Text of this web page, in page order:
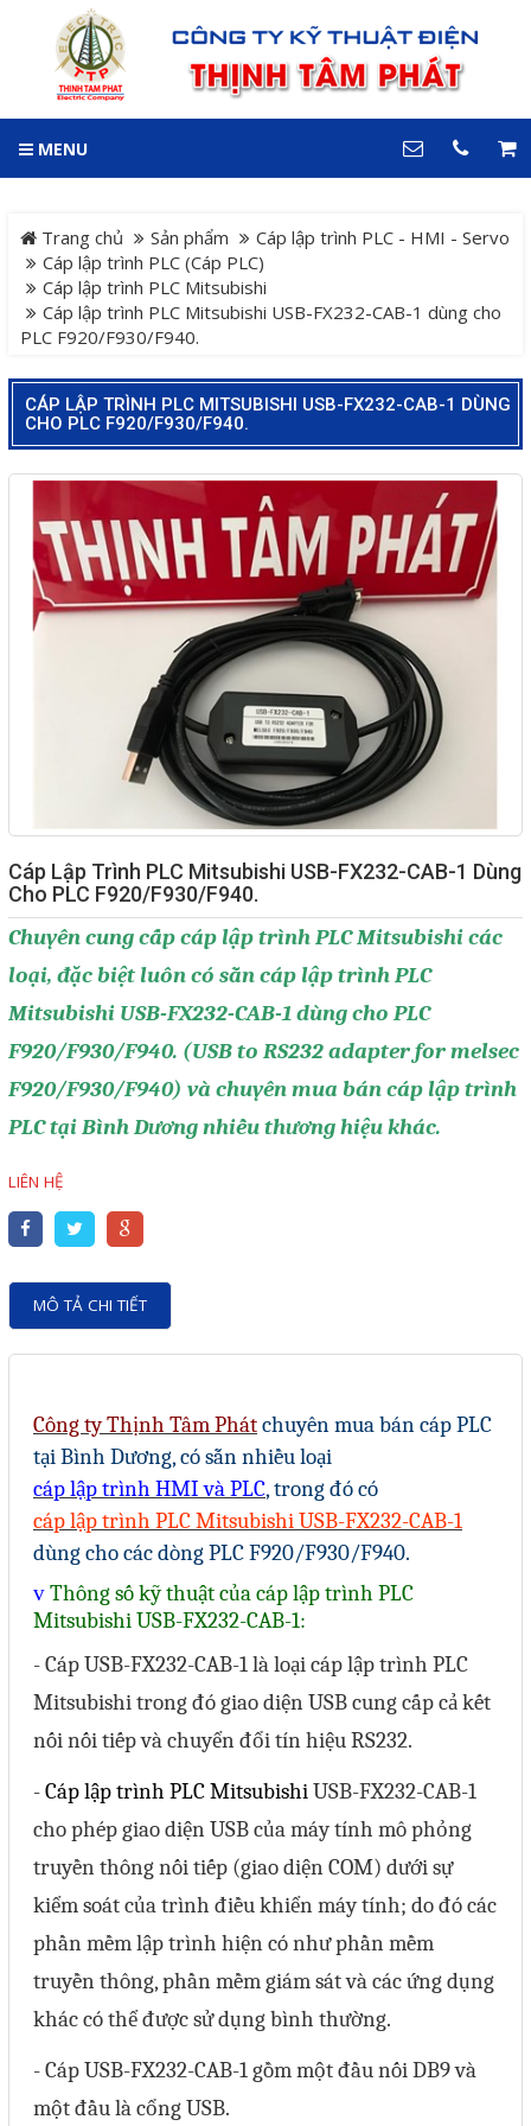
MENU
Trang chủ Sản phẩm
Cáp lập trình PLC - HMI - Servo
Cáp lập trình PLC (Cáp PLC)
Cáp lập trình PLC Mitsubishi
Cáp lập trình PLC Mitsubishi USB-FX232-CAB-1 dùng cho
PLC F920/F930/F940.
CÁP LẬP TRÌNH PLC MITSUBISHI USB-FX232-CAB-1 DÙNG
CHO PLC F920/F930/F940.
Cáp Lập Trình PLC Mitsubishi USB-FX232-CAB-1 Dùng
Cho PLC F920/F930/F940.
Chuyên cung cấp cáp lập trình PLC Mitsubishi các
loại, đặc biệt luôn có sẵncáp lập trình PLC
Mitsubishi USB-FX232-CAB-1 dùng cho PLC
F920/F930/F940. (USB to RS232 adapter for melsec
F920/F930/F940) và chuyên mua bán cáp lập trình
PLC tại Bình Dương nhiều thương hiệu khác.
LIÊN HỆ
MÔ TẢ CHI TIẾT
Công ty Thịnh Tâm Phátchuyên mua bán cáp PLC
tại Bình Dương, có sẵn nhiều loại
cáp lập trình HMI và PLC, trong đó có
cáp lập trình PLC MitsubishiUSB-FX232-CAB-1
dùng cho các dòng PLC F920/F930/F940.
vThông số kỹ thuật của cáp lập trình PLC
Mitsubishi USB-FX232-CAB-1:
- Cáp USB-FX232-CAB-1 là loại cáp lập trình PLC
Mitsubishi trong đó giao diện USB cung cấp cả kết
nối nối tiếp và chuyển đổi tín hiệu RS232.
-Cáp lập trình PLC MitsubishiUSB-FX232-CAB-1
cho phép giao diện USB của máy tính mô phỏng
truyền thông nối tiếp (giao diện COM) dưới sự
kiểm soát của trình điều khiển máy tính; do đó các
phần mềm lập trình hiện có như phần mềm
truyền thông, phần mềm giám sát và các ứng dụng
khác có thể được sử dụng bình thường.
- Cáp USB-FX232-CAB-1 gồm một đầu nối DB9 và
một đầu là cổng USB.
Trang chủ
Dự án
Hệ Thống Cảnh Báo An
Toàn Xe Nâng
Hệ thống điều khiển giám
sát và thu thập dữ liệu
Giải pháp quản lý bằng mã
vạch
Bảng LED điện tử
Bảng điện tử năng suất
Bảng Led hiển thị nhiệt độ
Đồng hồ thời gian thực
Máy dò kim loại
Màn hình cảm ứng HMI
PLC - Bộ lập trình PLC
Biến tần
Máy tính công nghiệp
Motor Servo / Driver Servo
Cân Điện Tử
Thiết bị thu thập dữ liệu,
Thiết bị điều khiển và giám
sát
Thiết bị đo lường - Cảm biến
Bộ điều khiển nhiệt độ
Bộ đếm - Bộ hẹn giờ
Đồng hồ đo đa năng
Phụ kiện lắp tủ điện
Giới thiệu
Dịch vụ
Thiết kế phần mềm giám sát
và quản lý
Thiết kế tủ điện công nghiệp
Sửa chữa biến tần
Sửa chữa PLC
Sửa chữa màn hình HMI
Sửa Bộ điều khiển Servo, Bộ
điều khiển motor bước
Sửa chữa bộ nguồn
GIỎ HÀNG
LIÊN HỆ
Hotline
Dương
COPYRIGHT 2018. ALL RIGHTS RESERVED